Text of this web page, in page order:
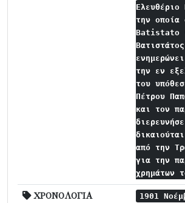
την οποία
Batistato
την εν
του
Πέτρου
και τον
από την
για την
χρημάτων
ΧΡΟΝΟΛΟΓΙΑ 1901